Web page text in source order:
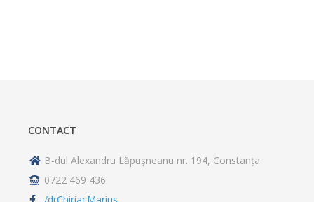
CONTACT
B-dul Alexandru Lăpușneanu nr. 194, Constanța
0722 469 436